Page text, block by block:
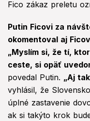
Fico zákaz preletu
Putin Ficovi za
okomentoval aj
„Myslím si, že tí,
ceste, si opäť
povedal Putin. „Aj
vyhlásil, že
úplné zastavenie
ak si takýto krok